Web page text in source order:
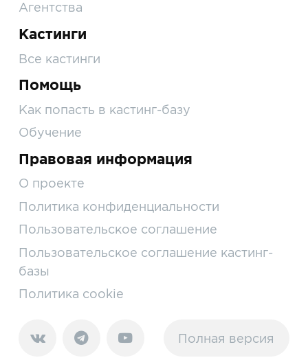
Агентства
Кастинги
Все кастинги
Помощь
Как попасть в кастинг-базу
Обучение
Правовая информация
О проекте
Политика конфиденциальности
Пользовательское соглашение
Пользовательское соглашение кастинг-
базы
Политика cookie
Полная версия